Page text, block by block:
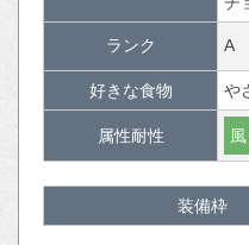
ランク A
好きな食物 や
属性耐性 風
装備枠